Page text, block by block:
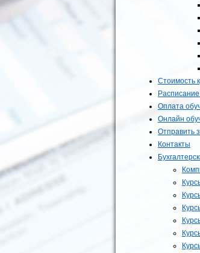
Стоимость
Оплата
Онлайн
Отправить
Контакты